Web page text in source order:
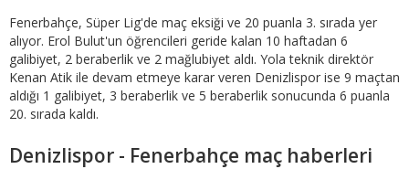
Fenerbahçe, Süper Lig'de maç eksiği ve 20 puanla 3. sırada yer
alıyor. Erol Bulut'un öğrencileri geride kalan 10 haftadan 6
galibiyet, 2 beraberlik ve 2 mağlubiyet aldı. Yola teknik direktör
Kenan Atik ile devam etmeye karar veren Denizlispor ise 9 maçtan
aldığı 1 galibiyet, 3 beraberlik ve 5 beraberlik sonucunda 6 puanla
20. sırada kaldı.
Denizlispor - Fenerbahçe maç haberleri